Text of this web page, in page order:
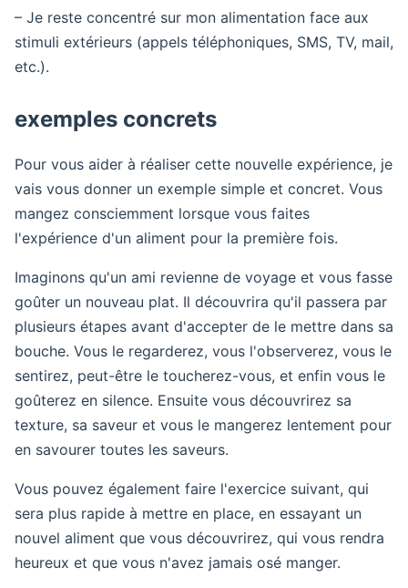
– Je reste concentré sur mon alimentation face aux
stimuli extérieurs (appels téléphoniques, SMS, TV, mail,
etc.).
exemples concrets
Pour vous aider à réaliser cette nouvelle expérience, je
vais vous donner un exemple simple et concret. Vous
mangez consciemment lorsque vous faites
l'expérience d'un aliment pour la première fois.
Imaginons qu'un ami revienne de voyage et vous fasse
goûter un nouveau plat. Il découvrira qu'il passera par
plusieurs étapes avant d'accepter de le mettre dans sa
bouche. Vous le regarderez, vous l'observerez, vous le
sentirez, peut-être le toucherez-vous, et enfin vous le
goûterez en silence. Ensuite vous découvrirez sa
texture, sa saveur et vous le mangerez lentement pour
en savourer toutes les saveurs.
Vous pouvez également faire l'exercice suivant, qui
sera plus rapide à mettre en place, en essayant un
nouvel aliment que vous découvrirez, qui vous rendra
heureux et que vous n'avez jamais osé manger.